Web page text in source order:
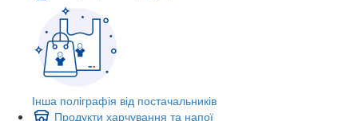
Інша поліграфія від постачальників
Продукти харчування та напої